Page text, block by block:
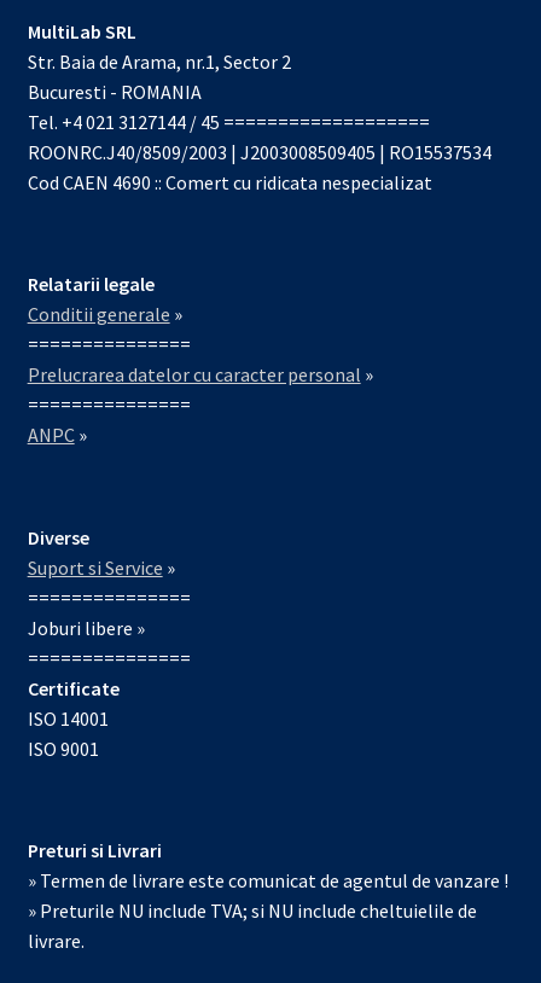
MultiLab SRL
Str. Baia de Arama, nr.1, Sector 2
Bucuresti - ROMANIA
Tel. +4 021 3127144 / 45 ===================
ROONRC.J40/8509/2003 | J2003008509405 | RO15537534
Cod CAEN 4690 :: Comert cu ridicata nespecializat
Relatarii legale
Conditii generale »
===============
Prelucrarea datelor cu caracter personal »
===============
ANPC»
Diverse
Suport si Service »
===============
Joburi libere »
===============
Certificate
ISO 14001
ISO 9001
Preturi si Livrari
» Termen de livrare este comunicat de agentul de vanzare !
» Preturile NU include TVA; si NU include cheltuielile de
livrare.